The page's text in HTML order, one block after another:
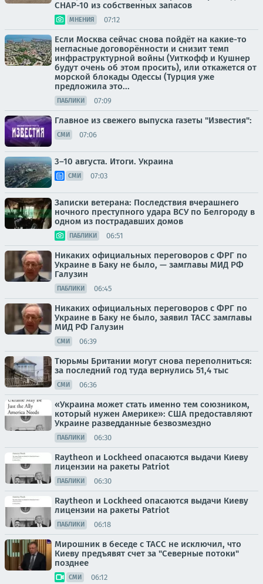
СНАР-10 из собственных запасов
МНЕНИЯ 07:12
Если Москва сейчас снова пойдёт на какие-то
негласные договорённости и снизит темп
инфраструктурной войны (Уиткофф и Кушнер
будут очень об этом просить), или откажется от
морской блокады Одессы (Турция уже
предложила это...
ПАБЛИКИ 07:09
Главное из свежего выпуска газеты "Известия":
СМИ 07:06
3–10 августа. Итоги. Украина
СМИ 07:03
Записки ветерана: Последствия вчерашнего
ночного преступного удара ВСУ по Белгороду в
одном из пострадавших домов
ПАБЛИКИ 06:51
Никаких официальных переговоров с ФРГ по
Украине в Баку не было, — замглавы МИД РФ
Галузин
ПАБЛИКИ 06:45
Никаких официальных переговоров с ФРГ по
Украине в Баку не было, заявил ТАСС замглавы
МИД РФ Галузин
СМИ 06:39
Тюрьмы Британии могут снова переполниться:
за последний год туда вернулись 51,4 тыс
СМИ 06:36
«Украина может стать именно тем союзником,
который нужен Америке»: США предоставляют
Украине разведданные безвозмездно
ПАБЛИКИ 06:30
Raytheon и Lockheed опасаются выдачи Киеву
лицензии на ракеты Patriot
ПАБЛИКИ 06:30
Raytheon и Lockheed опасаются выдачи Киеву
лицензии на ракеты Patriot
ПАБЛИКИ 06:18
Мирошник в беседе с ТАСС не исключил, что
Киеву предъявят счет за "Северные потоки"
позднее
СМИ 06:12